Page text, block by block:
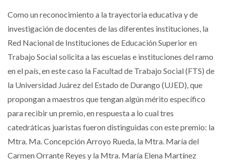
Como un reconocimiento a la trayectoria educativa y de
investigación de docentes de las diferentes instituciones, la
Red Nacional de Instituciones de Educación Superior en
Trabajo Social solicita a las escuelas e instituciones del ramo
en el país, en este caso la Facultad de Trabajo Social (FTS) de
la Universidad Juárez del Estado de Durango (UJED), que
propongan a maestros que tengan algún mérito específico
para recibir un premio, en respuesta a lo cual tres
catedráticas juaristas fueron distinguidas con este premio: la
Mtra. Ma. Concepción Arroyo Rueda, la Mtra. María del
Carmen Orrante Reyes y la Mtra. María Elena Martínez